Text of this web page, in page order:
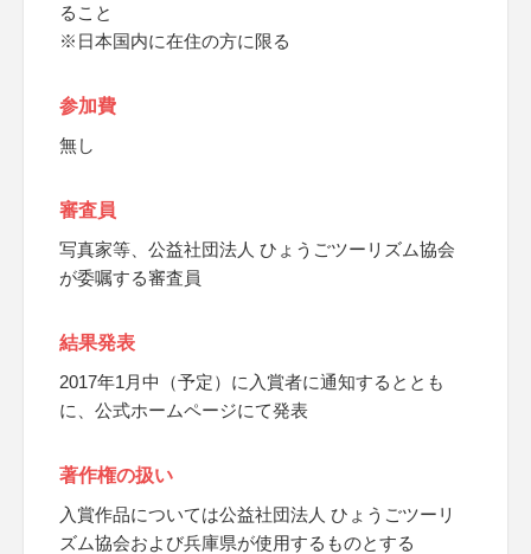
ること
※日本国内に在住の方に限る
参加費
無し
審査員
写真家等、公益社団法人 ひょうごツーリズム協会
が委嘱する審査員
結果発表
2017年1月中（予定）に入賞者に通知するととも
に、公式ホームページにて発表
著作権の扱い
入賞作品については公益社団法人 ひょうごツーリ
ズム協会および兵庫県が使用するものとする